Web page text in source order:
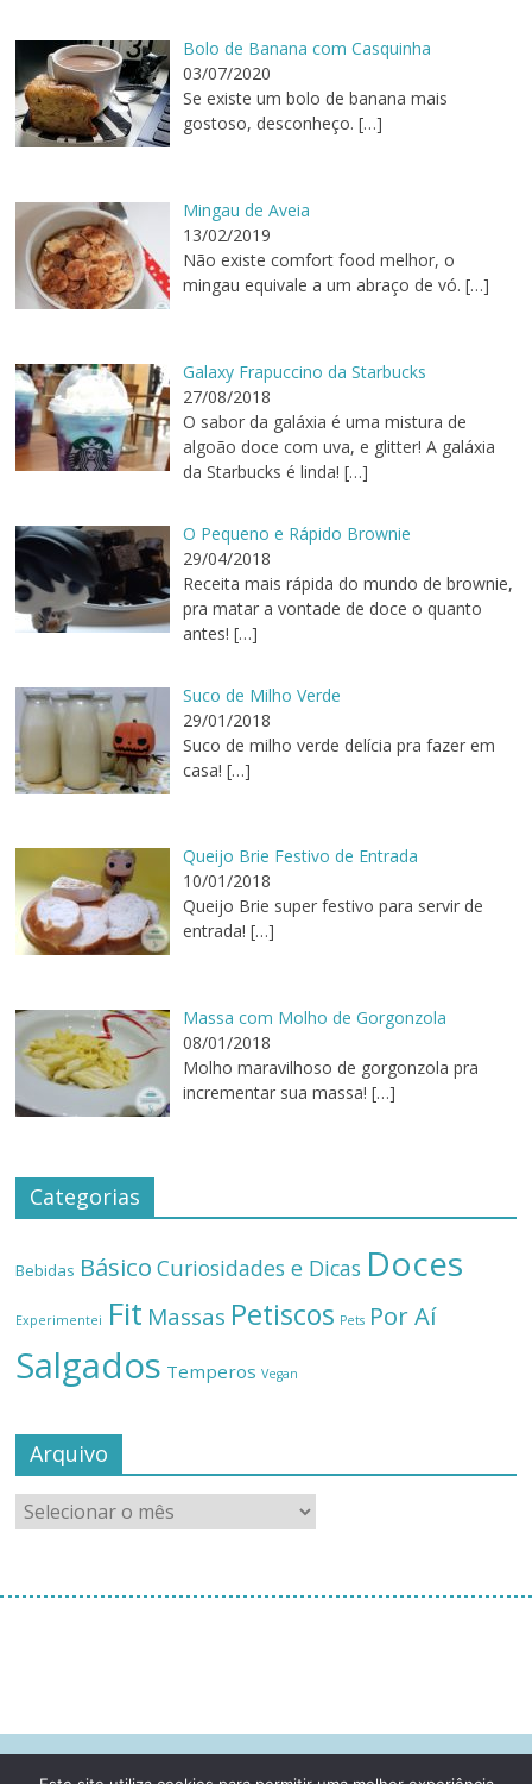
Bolo de Banana com Casquinha
03/07/2020
Se existe um bolo de banana mais
gostoso, desconheço. […]
Mingau de Aveia
13/02/2019
Não existe comfort food melhor, o
mingau equivale a um abraço de vó. […]
Galaxy Frapuccino da Starbucks
27/08/2018
O sabor da galáxia é uma mistura de
algoão doce com uva, e glitter! A galáxia
da Starbucks é linda! […]
O Pequeno e Rápido Brownie
29/04/2018
Receita mais rápida do mundo de brownie,
pra matar a vontade de doce o quanto
antes! […]
Suco de Milho Verde
29/01/2018
Suco de milho verde delícia pra fazer em
casa! […]
Queijo Brie Festivo de Entrada
10/01/2018
Queijo Brie super festivo para servir de
entrada! […]
Massa com Molho de Gorgonzola
08/01/2018
Molho maravilhoso de gorgonzola pra
incrementar sua massa! […]
Categorias
Bebidas Básico Curiosidades e Dicas Doces
Experimentei Fit Massas Petiscos Pets Por Aí
Salgados Temperos Vegan
Arquivo